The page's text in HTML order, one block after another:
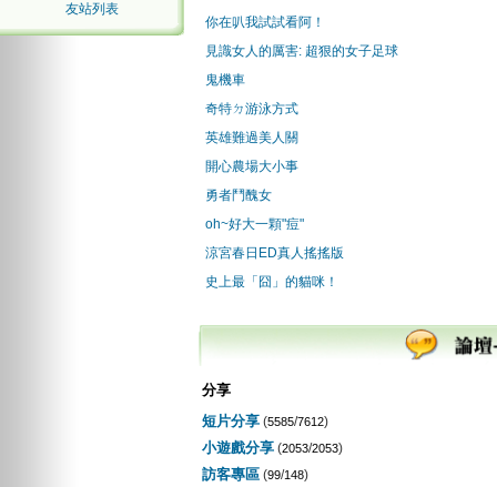
友站列表
你在叭我試試看阿！
見識女人的厲害: 超狠的女子足球
鬼機車
奇特ㄉ游泳方式
英雄難過美人關
開心農場大小事
勇者鬥醜女
oh~好大一顆"痘"
涼宮春日ED真人搖搖版
史上最「囧」的貓咪！
分享
短片分享 (5585/7612)
小遊戲分享 (2053/2053)
訪客專區 (99/148)